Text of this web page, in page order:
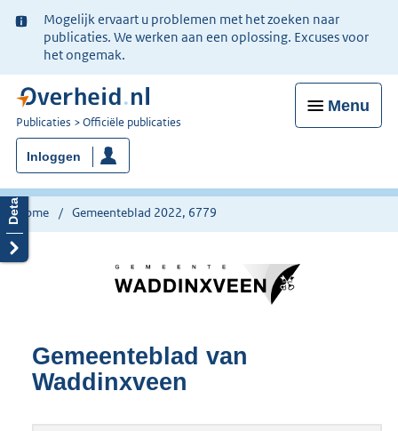
Ter
informatie:
Mogelijk ervaart u problemen met het zoeken naar
publicaties. We werken aan een oplossing. Excuses voor
het ongemak.
Menu
U
bent
nu
hier:
Publicaties Officiële publicaties
Inloggen
Home Gemeenteblad 2022, 6779
Gemeenteblad van
Waddinxveen